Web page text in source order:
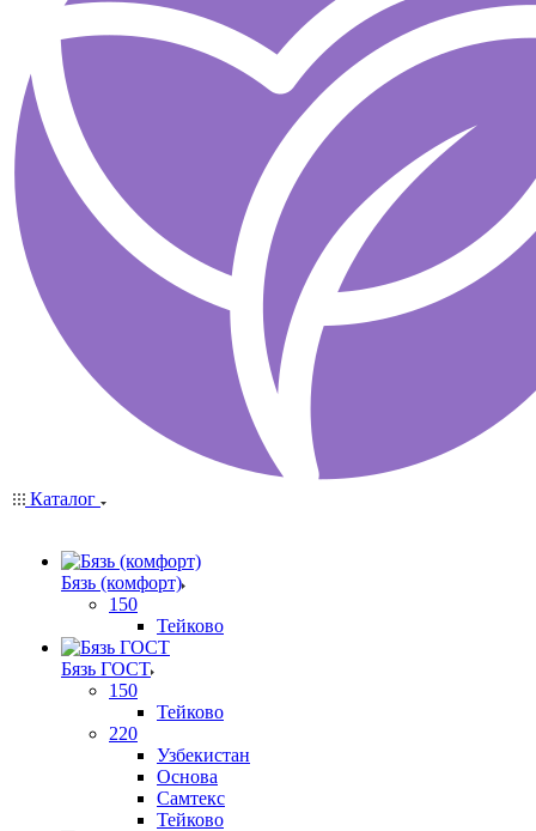
Каталог
Бязь (комфорт)
150
Тейково
Бязь ГОСТ
150
Тейково
220
Узбекистан
Основа
Самтекс
Тейково